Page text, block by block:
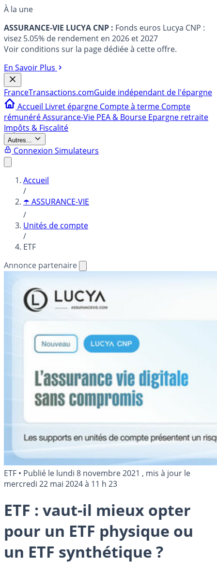
À la une
ASSURANCE-VIE LUCYA CNP : Fonds euros Lucya CNP :
visez 5.05% de rendement en 2026 et 2027
Voir conditions sur la page dédiée à cette offre.
En Savoir Plus
FranceTransactions.comGuide indépendant de l'épargne
Accueil Livret épargne Compte à terme Compte
rémunéréAssurance-Vie PEA & Bourse Epargne retraite
Impôts & Fiscalité
Autres...
Connexion Simulateurs
Accueil
/
☂️ ASSURANCE-VIE
/
Unités de compte
/
ETF
Annonce partenaire
ETF • Publié le lundi 8 novembre 2021 , mis à jour le
mercredi 22 mai 2024 à 11 h 23
ETF : vaut-il mieux opter
pour un ETF physique ou
un ETF synthétique ?